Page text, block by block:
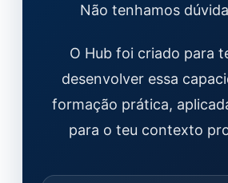
Não tenhamos
O Hub foi criado para
desenvolver essa
formação prática,
para o teu contexto